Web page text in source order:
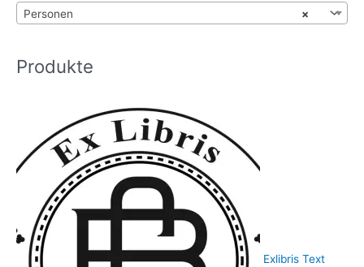
werden
×
Personen
Produkte
Exlibris Text